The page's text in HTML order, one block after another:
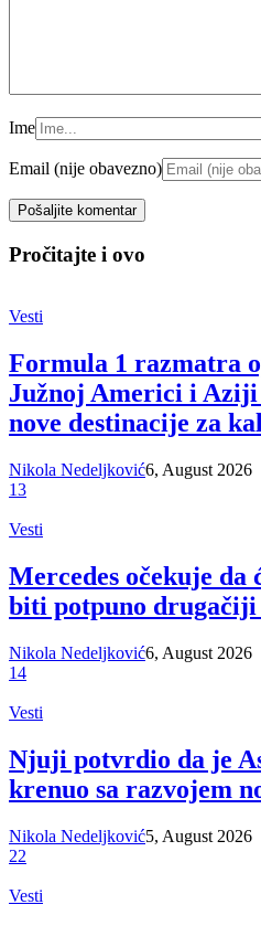
Ime
Email (nije obavezno)
Pročitajte i ovo
Vesti
Formula 1 razmatra
Južnoj Americi i Aziji
nove destinacije za
Nikola Nedeljković6, August 2026
13
Vesti
Mercedes očekuje da
biti potpuno drugačiji
Nikola Nedeljković6, August 2026
14
Vesti
Njuji potvrdio da je
krenuo sa razvojem
Nikola Nedeljković5, August 2026
22
Vesti